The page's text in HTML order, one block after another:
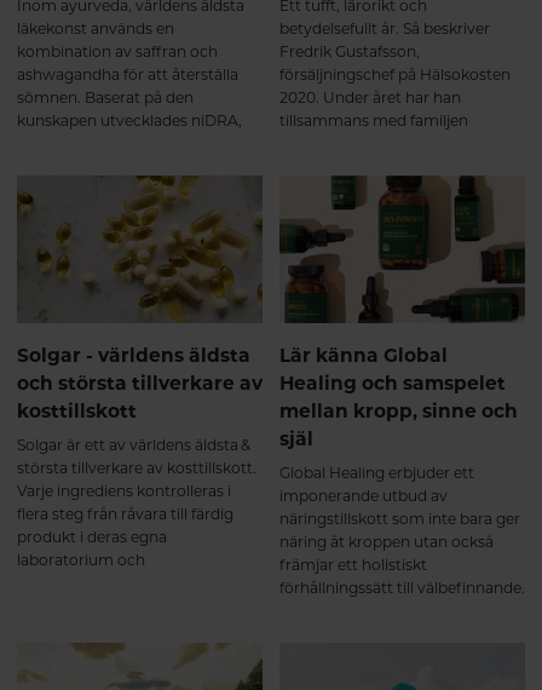
Inom ayurveda, världens äldsta
läkekonst används en
kombination av saffran och
ashwagandha för att återställa
sömnen. Baserat på den
kunskapen utvecklades niDRA,
väldokumenterade saffran.
Effekten på sömn märks som
regel första veckan.
Ett tufft, lärorikt och
betydelsefullt år. Så beskriver
Fredrik Gustafsson,
försäljningschef på Hälsokosten
2020. Under året har han
tillsammans med familjen
runt om i landet – och snart
lanseras en e-handel som ett
komplement till de fysiska
butikerna.
Solgar - världens äldsta
och största tillverkare av
kosttillskott
Solgar är ett av världens äldsta &
största tillverkare av kosttillskott.
Varje ingrediens kontrolleras i
flera steg från råvara till färdig
produkt i deras egna
laboratorium och
Hälsokostens sortiment.
Lär känna Global
Healing och samspelet
mellan kropp, sinne och
själ
Global Healing erbjuder ett
imponerande utbud av
näringstillskott som inte bara ger
näring åt kroppen utan också
främjar ett holistiskt
förhållningssätt till välbefinnande.
som understryker Global